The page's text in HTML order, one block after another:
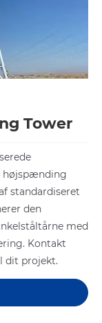
Tower
højspænding
standardiseret
den
​​med
Kontakt
dit projekt.